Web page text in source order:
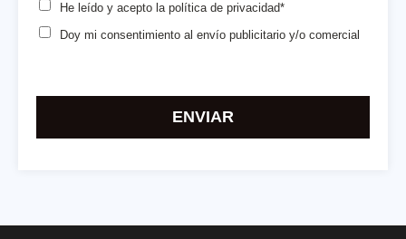
He leído y acepto la política de privacidad*
Doy mi consentimiento al envío publicitario y/o comercial
deja
vacío.